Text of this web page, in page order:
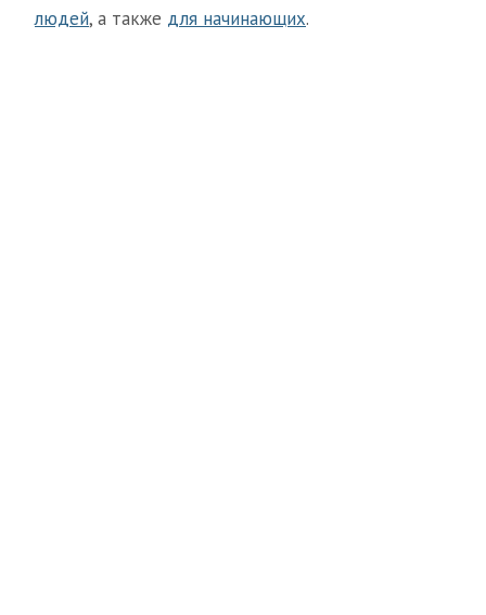
людей, а также для начинающих.